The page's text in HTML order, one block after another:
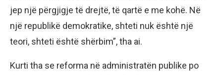
jep një përgjigje të drejtë, të qartë e me kohë. Në
një republikë demokratike, shteti nuk është një
teori, shteti është shërbim”, tha ai.
Kurti tha se reforma në administratën publike po